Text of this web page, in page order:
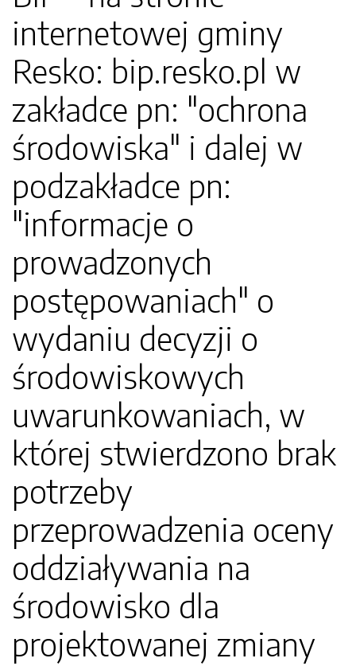
internetowej gminy
Resko: bip.resko.pl w
zakładce pn: "ochrona
środowiska" i dalej w
podzakładce pn:
"informacje o
prowadzonych
postępowaniach" o
wydaniu decyzji o
środowiskowych
uwarunkowaniach, w
której stwierdzono brak
potrzeby
przeprowadzenia oceny
oddziaływania na
środowisko dla
projektowanej zmiany